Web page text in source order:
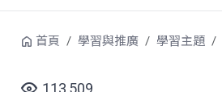
首頁 學習與推廣 學習主題
113,509